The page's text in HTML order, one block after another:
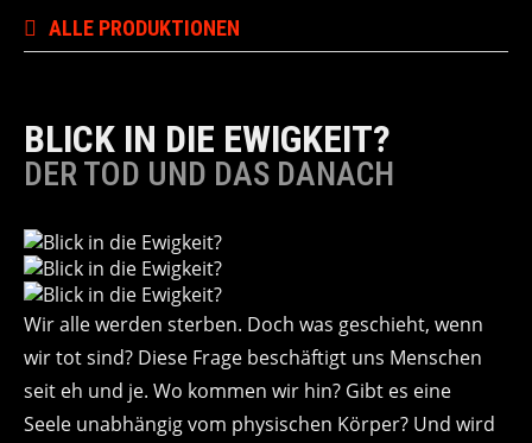
ALLE PRODUKTIONEN
BLICK IN DIE EWIGKEIT?
DER TOD UND DAS DANACH
Wir alle werden sterben. Doch was geschieht, wenn
wir tot sind? Diese Frage beschäftigt uns Menschen
seit eh und je. Wo kommen wir hin? Gibt es eine
Seele unabhängig vom physischen Körper? Und wird